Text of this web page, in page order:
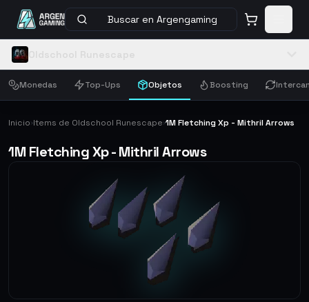
Buscar en Argengaming
Monedas Top-Ups Objetos Boosting
Inicio›Items de Oldschool Runescape›1M Fletching Xp - Mithril Arrows
1M Fletching Xp - Mithril Arrows